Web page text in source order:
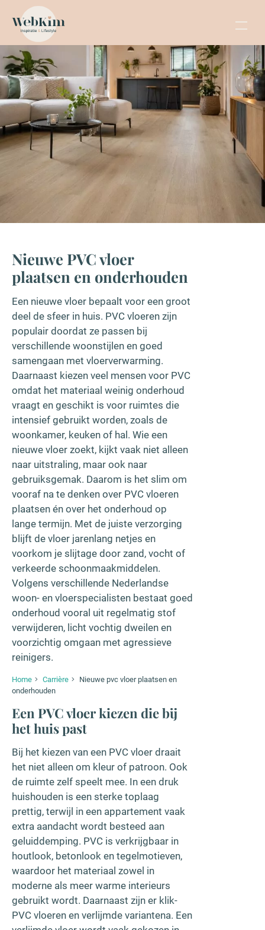
Nieuwe PVC vloer
plaatsen en onderhouden
Een nieuwe vloer bepaalt voor een groot
deel de sfeer in huis. PVC vloeren zijn
populair doordat ze passen bij
verschillende woonstijlen en goed
samengaan met vloerverwarming.
Daarnaast kiezen veel mensen voor PVC
omdat het materiaal weinig onderhoud
vraagt en geschikt is voor ruimtes die
intensief gebruikt worden, zoals de
woonkamer, keuken of hal. Wie een
nieuwe vloer zoekt, kijkt vaak niet alleen
naar uitstraling, maar ook naar
gebruiksgemak. Daarom is het slim om
vooraf na te denken over PVC vloeren
plaatsen én over het onderhoud op
lange termijn. Met de juiste verzorging
blijft de vloer jarenlang netjes en
voorkom je slijtage door zand, vocht of
verkeerde schoonmaakmiddelen.
Volgens verschillende Nederlandse
woon- en vloerspecialisten bestaat goed
onderhoud vooral uit regelmatig stof
verwijderen, licht vochtig dweilen en
voorzichtig omgaan met agressieve
reinigers.
Home Carrière
Nieuwe pvc vloer plaatsen en
onderhouden
Een PVC vloer kiezen die bij
het huis past
Bij het kiezen van een PVC vloer draait
het niet alleen om kleur of patroon. Ook
de ruimte zelf speelt mee. In een druk
huishouden is een sterke toplaag
prettig, terwijl in een appartement vaak
extra aandacht wordt besteed aan
geluiddemping. PVC is verkrijgbaar in
houtlook, betonlook en tegelmotieven,
waardoor het materiaal zowel in
moderne als meer warme interieurs
gebruikt wordt. Daarnaast zijn er klik-
PVC vloeren en verlijmde variantena. Een